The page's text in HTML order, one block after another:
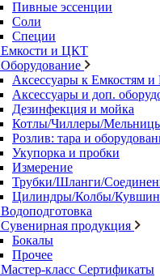
Пивные эссенции
Соли
Специи
Емкости и ЦКТ
Оборудование
Аксессуары к Емкостям
Аксессуары и доп.
Дезинфекция и мойка
Котлы/Чиллеры/
Розлив: тара и
Укупорка и пробки
Измерение
Трубки/Шланги/
Цилиндры/Колбы/
Водоподготовка
Сувенирная продукция
Бокалы
Прочее
Мастер-класс Сертификаты